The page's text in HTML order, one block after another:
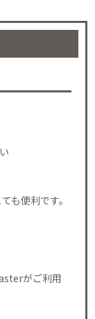
も便利です。
がご利用